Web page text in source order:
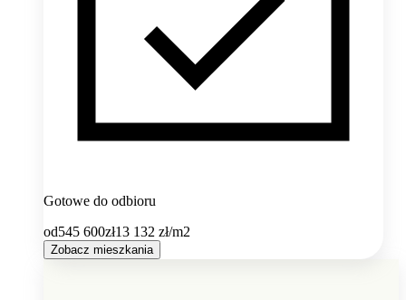
Gotowe do odbioru
od545 600zł13 132 zł/m2
Zobacz mieszkania